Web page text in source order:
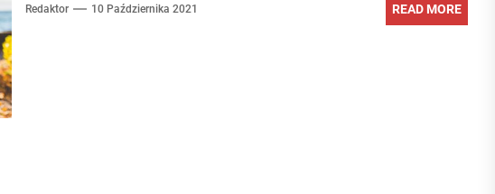
Redaktor 10 Października 2021 READ MORE